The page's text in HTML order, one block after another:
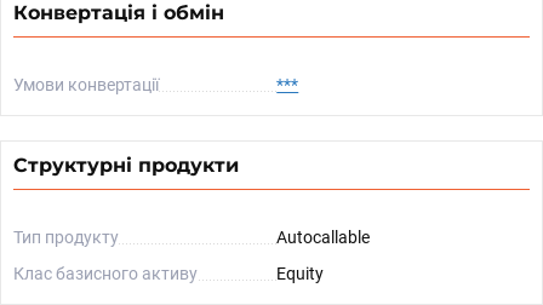
Конвертація і обмін
Умови конвертації ***
Структурні продукти
Тип продукту
Autocallable
Клас базисного активу
Equity